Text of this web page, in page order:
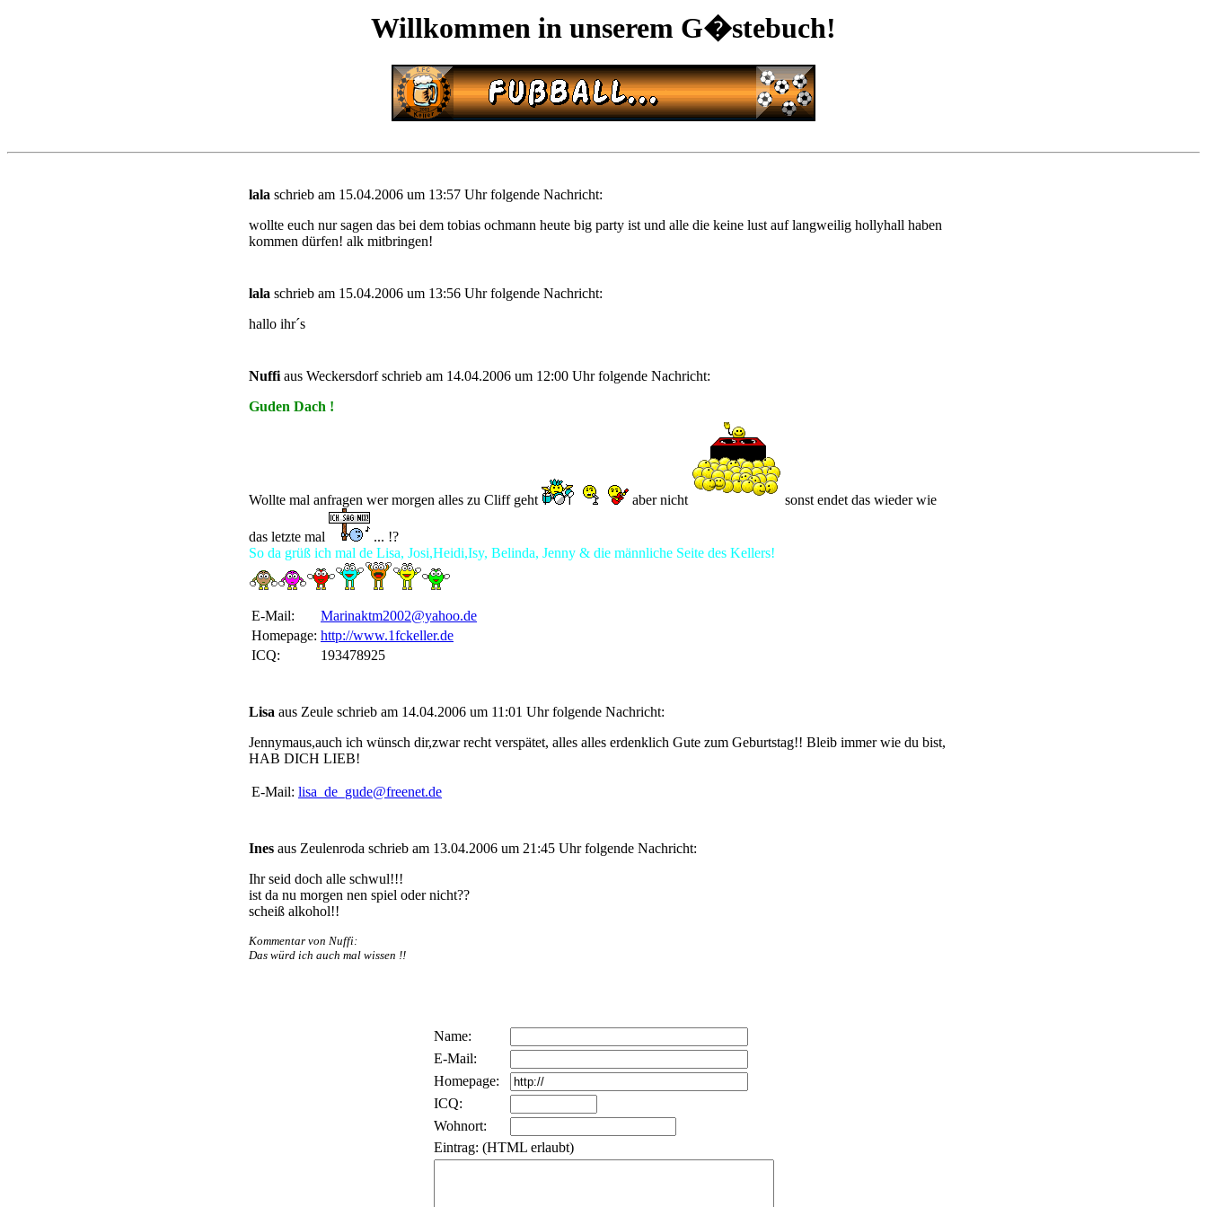
Willkommen in unserem G�stebuch!
lala schrieb am 15.04.2006 um 13:57 Uhr folgende Nachricht:
wollte euch nur sagen das bei dem tobias ochmann heute big party ist und alle die keine lust auf langweilig hollyhall haben
kommen dürfen! alk mitbringen!
lala schrieb am 15.04.2006 um 13:56 Uhr folgende Nachricht:
hallo ihr´s
Nuffiaus Weckersdorf schrieb am 14.04.2006 um 12:00 Uhr folgende Nachricht:
Guden Dach !
Wollte mal anfragen wer morgen alles zu Cliff geht aber nicht sonst endet das wieder wie
das letzte mal
... !?
So da grüß ich mal de Lisa, Josi,Heidi,Isy, Belinda, Jenny & die männliche Seite des Kellers!
E-Mail:
Marinaktm2002@yahoo.de
Homepage: http://www.1fckeller.de
ICQ:
193478925
Lisa aus Zeule schrieb am 14.04.2006 um 11:01 Uhr folgende Nachricht:
Jennymaus,auch ich wünsch dir,zwar recht verspätet, alles alles erdenklich Gute zum Geburtstag!! Bleib immer wie du bist,
HAB DICH LIEB!
E-Mail: lisa_de_gude@freenet.de
Ines aus Zeulenroda schrieb am 13.04.2006 um 21:45 Uhr folgende Nachricht:
Ihr seid doch alle schwul!!!
ist da nu morgen nen spiel oder nicht??
scheiß alkohol!!
Kommentar von Nuffi:
Das würd ich auch mal wissen !!
Name:
E-Mail:
Homepage:
ICQ:
Wohnort:
Eintrag: (HTML erlaubt)